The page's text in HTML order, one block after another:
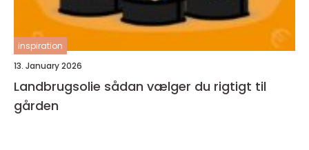
inspiration
13. January 2026
Landbrugsolie sådan vælger du rigtigt til
gården